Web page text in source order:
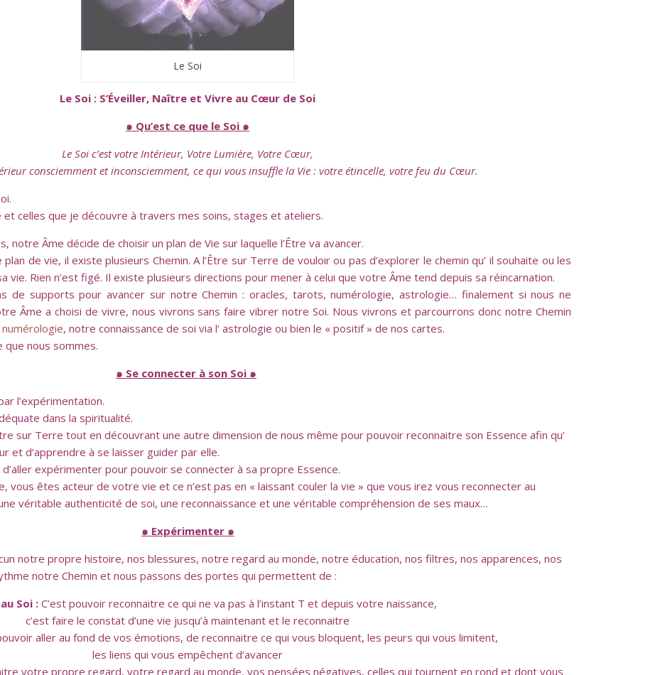
Le Soi
Le Soi : S’Éveiller, Naître et Vivre au Cœur de Soi
๑ Qu’est ce que le Soi ๑
Le Soi c’est votre Intérieur, Votre Lumière, Votre Cœur,
consciemment et inconsciemment, ce qui vous insuffle la Vie : votre étincelle, votre feu du Cœur.
celles que je découvre à travers mes soins, stages et ateliers.
notre Âme décide de choisir un plan de Vie sur laquelle l’Être va avancer.
de vie, il existe plusieurs Chemin. A l’Être sur Terre de vouloir ou pas d’explorer le chemin qu’ il souhaite ou les
vie. Rien n’est figé. Il existe plusieurs directions pour mener à celui que votre Âme tend depuis sa réincarnation.
de supports pour avancer sur notre Chemin : oracles, tarots, numérologie, astrologie… finalement si nous ne
Âme a choisi de vivre, nous vivrons sans faire vibrer notre Soi. Nous vivrons et parcourrons donc notre Chemin
numérologie, notre connaissance de soi via l’ astrologie ou bien le « positif » de nos cartes.
nous sommes.
๑ Se connecter à son Soi ๑
l’expérimentation.
dans la spiritualité.
sur Terre tout en découvrant une autre dimension de nous même pour pouvoir reconnaitre son Essence afin qu’
et d’apprendre à se laisser guider par elle.
expérimenter pour pouvoir se connecter à sa propre Essence.
vous êtes acteur de votre vie et ce n’est pas en « laissant couler la vie » que vous irez vous reconnecter au
véritable authenticité de soi, une reconnaissance et une véritable compréhension de ses maux…
๑ Expérimenter ๑
notre propre histoire, nos blessures, notre regard au monde, notre éducation, nos filtres, nos apparences, nos
notre Chemin et nous passons des portes qui permettent de :
Soi :C’est pouvoir reconnaitre ce qui ne va pas à l’instant T et depuis votre naissance,
c’est faire le constat d’une vie jusqu’à maintenant et le reconnaitre
aller au fond de vos émotions, de reconnaitre ce qui vous bloquent, les peurs qui vous limitent,
les liens qui vous empêchent d’avancer
votre propre regard, votre regard au monde, vos pensées négatives, celles qui tournent en rond et dont vous